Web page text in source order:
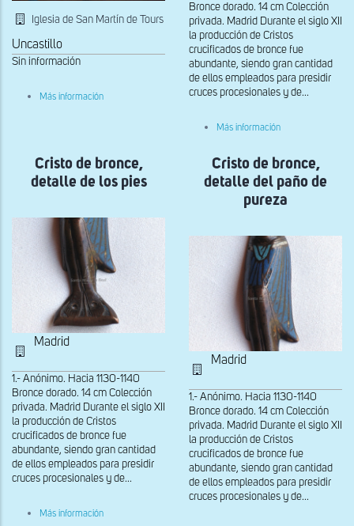
Iglesia de San Martín de Tours
Uncastillo
Sin información
Más información
Bronce dorado. 14 cm Colección
privada. Madrid Durante el siglo XII
la producción de Cristos
crucificados de bronce fue
abundante, siendo gran cantidad
de ellos empleados para presidir
cruces procesionales y de...
Más información
bronce,
de
la
Cristo de bronce,
detalle de los pies
Madrid
1.- Anónimo. Hacia 1130-1140
Bronce dorado. 14 cm Colección
privada. Madrid Durante el siglo XII
la producción de Cristos
crucificados de bronce fue
abundante, siendo gran cantidad
de ellos empleados para presidir
cruces procesionales y de...
Más información
Cristo de bronce,
detalle del paño de
pureza
Madrid
1.- Anónimo. Hacia 1130-1140
Bronce dorado. 14 cm Colección
privada. Madrid Durante el siglo XII
la producción de Cristos
crucificados de bronce fue
abundante, siendo gran cantidad
de ellos empleados para presidir
cruces procesionales y de...